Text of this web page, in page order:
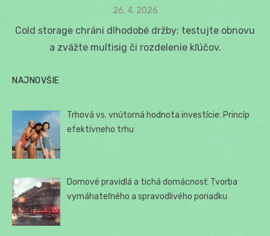
Posted
26. 4. 2026
Cold storage chráni dlhodobé držby; testujte obnovu
a zvážte multisig či rozdelenie kľúčov.
NAJNOVŠIE
Trhová vs. vnútorná hodnota investície: Princíp
efektívneho trhu
Domové pravidlá a tichá domácnosť: Tvorba
vymáhateľného a spravodlivého poriadku